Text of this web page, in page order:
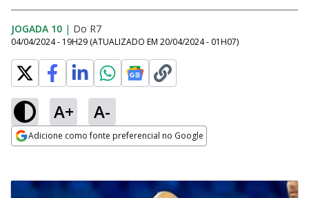
JOGADA 10 | Do R7
04/04/2024 - 19H29 (ATUALIZADO EM 20/04/2024 - 01H07)
A+ A-
Adicione como fonte preferencial no Google